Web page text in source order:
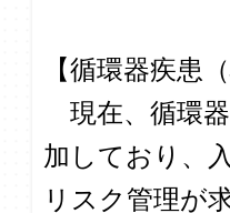
【循環器疾患
現在、循環
加しており、
リスク管理が